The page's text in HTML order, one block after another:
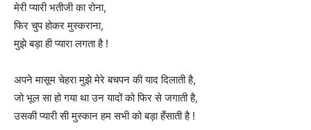
मेरी प्यारी भतीजी का रोना,
फिर चुप होकर मुस्कराना,
मुझे बड़ा ही प्यारा लगता है !
अपने मासूम चेहरा मुझे मेरे बचपन की याद दिलाती है,
जो भूल सा हो गया था उन यादों को फिर से जगाती है,
उसकी प्यारी सी मुस्कान हम सभी को बड़ा हँसाती है !